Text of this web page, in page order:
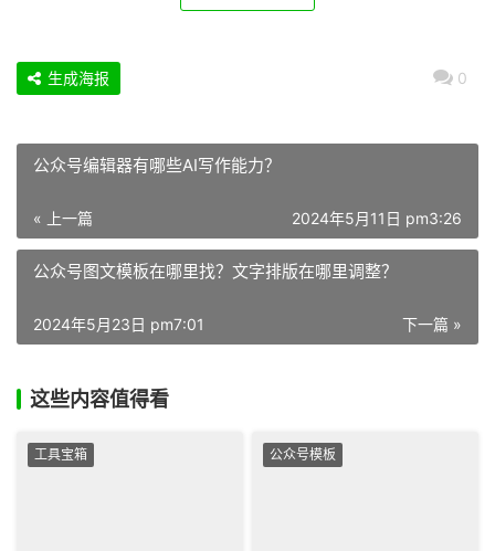
0
生成海报
公众号编辑器有哪些AI写作能力？
« 上一篇 2024年5月11日 pm3:26
公众号图文模板在哪里找？文字排版在哪里调整？
下一篇 »
2024年5月23日 pm7:01
这些内容值得看
工具宝箱 公众号模板